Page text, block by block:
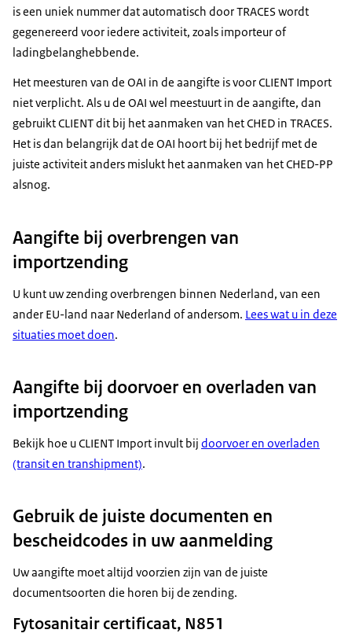
is een uniek nummer dat automatisch door TRACES wordt
gegenereerd voor iedere activiteit, zoals importeur of
ladingbelanghebbende.
Het meesturen van de OAI in de aangifte is voor CLIENT Import
niet verplicht. Als u de OAI wel meestuurt in de aangifte, dan
gebruikt CLIENT dit bij het aanmaken van het CHED in TRACES.
Het is dan belangrijk dat de OAI hoort bij het bedrijf met de
juiste activiteit anders mislukt het aanmaken van het CHED-PP
alsnog.
Aangifte bij overbrengen van
importzending
U kunt uw zending overbrengen binnen Nederland, van een
ander EU-land naar Nederland of andersom. Lees wat u in deze
situaties moet doen.
Aangifte bij doorvoer en overladen van
importzending
Bekijk hoe u CLIENT Import invult bij doorvoer en overladen
(transit en transhipment).
Gebruik de juiste documenten en
bescheidcodes in uw aanmelding
Uw aangifte moet altijd voorzien zijn van de juiste
documentsoorten die horen bij de zending.
Fytosanitair certificaat, N851